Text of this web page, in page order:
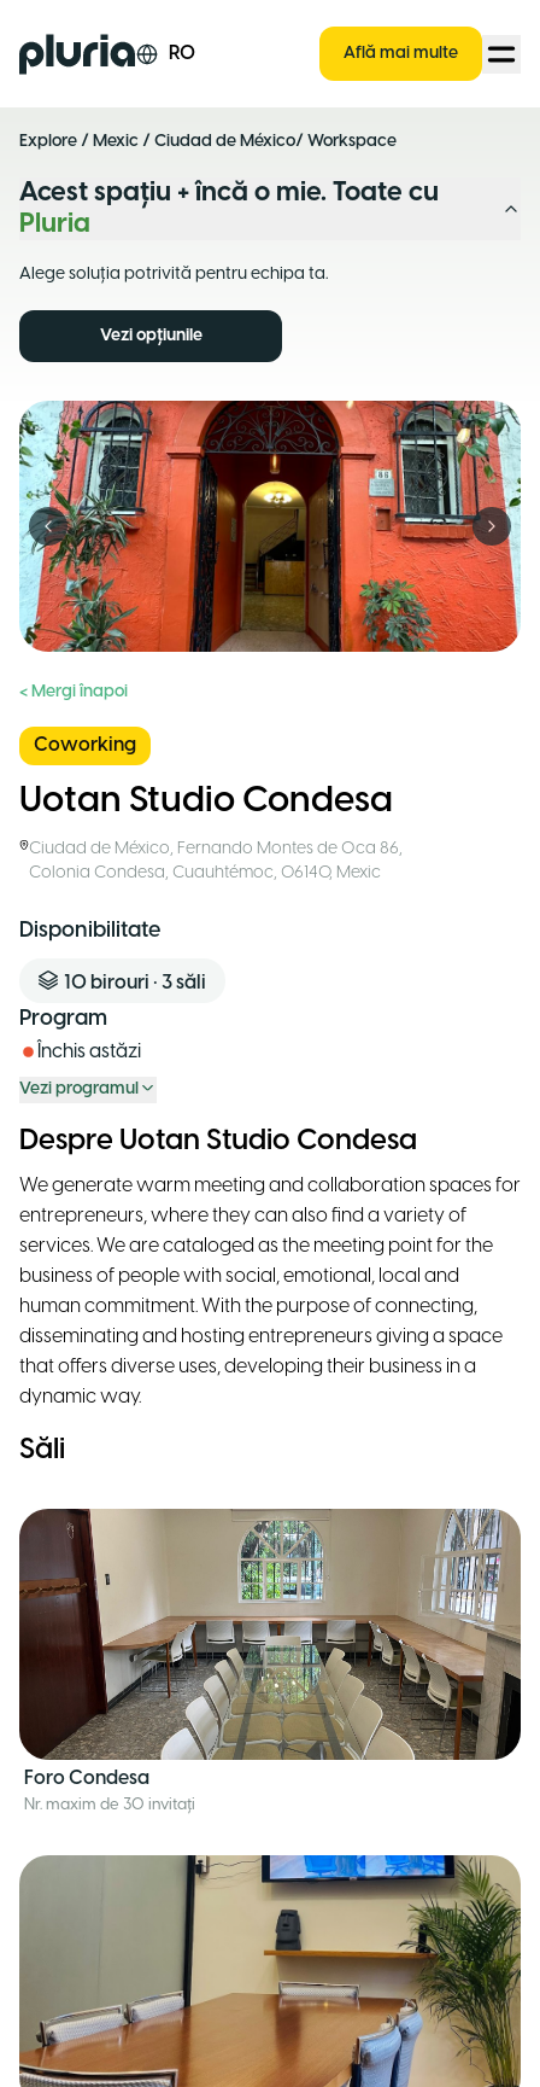
Logo Pluria RO Află mai multe
Explore / Mexic / Ciudad de México/ Workspace
Acest spațiu + încă o mie. Toate cu
Pluria
Alege soluția potrivită pentru echipa ta.
Vezi opțiunile
Previous slide Next
< Mergi înapoi
Coworking
Uotan Studio Condesa
Ciudad de México, Fernando Montes de Oca 86,
Colonia Condesa, Cuauhtémoc, 06140, Mexic
Disponibilitate
10 birouri • 3săli
Program
Închis astăzi
Vezi programul
Despre Uotan Studio Condesa
We generate warm meeting and collaboration spaces for
entrepreneurs, where they can also find a variety of
services. We are cataloged as the meeting point for the
business of people with social, emotional, local and
human commitment. With the purpose of connecting,
disseminating and hosting entrepreneurs giving a space
that offers diverse uses, developing their business in a
dynamic way.
Săli
Foro Condesa
Nr. maxim de 30 invitați